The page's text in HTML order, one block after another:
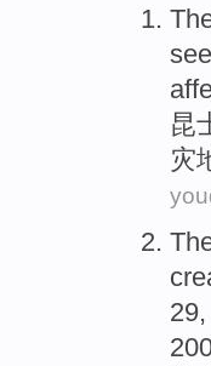
昆
灾
29